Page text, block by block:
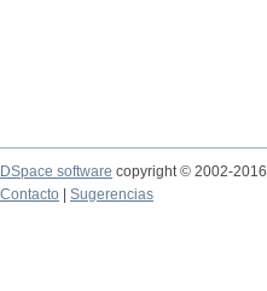
DSpace software copyright © 2002-2016
Contacto
Sugerencias